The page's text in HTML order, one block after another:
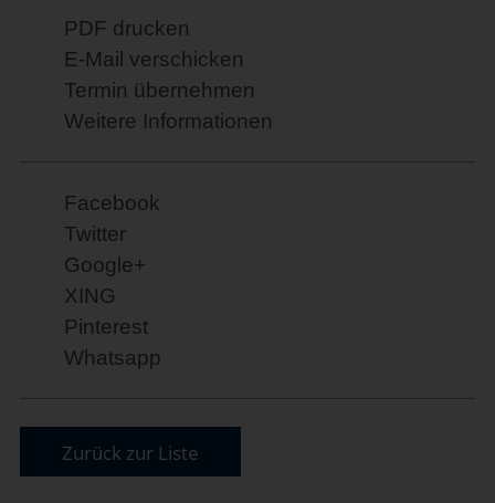
PDF drucken
E-Mail verschicken
Termin übernehmen
Weitere Informationen
Facebook
Twitter
Google+
XING
Pinterest
Whatsapp
Zurück zur Liste